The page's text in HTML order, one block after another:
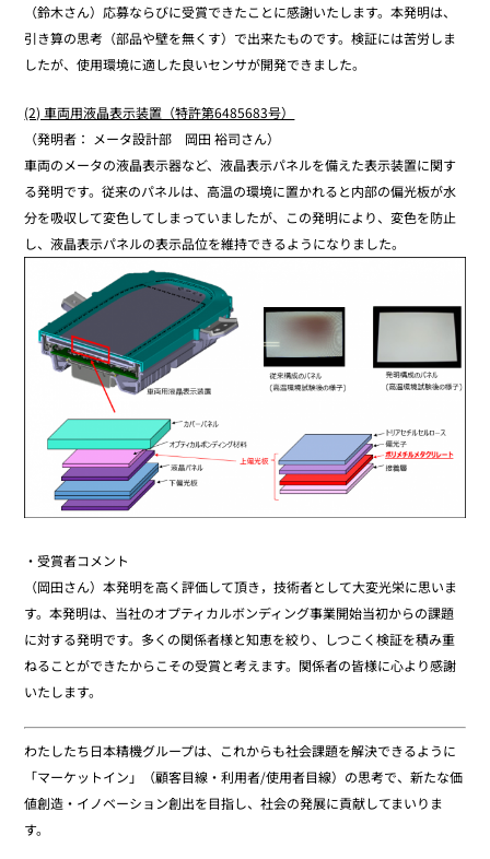
（鈴木さん）応募ならびに受賞できたことに感謝いたします。本発明は、
引き算の思考（部品や壁を無くす）で出来たものです。検証には苦労しま
したが、使用環境に適した良いセンサが開発できました。
(2) 車両用液晶表示装置（特許第6485683号）
（発明者： メータ設計部 岡田 裕司さん）
車両のメータの液晶表示器など、液晶表示パネルを備えた表示装置に関す
る発明です。従来のパネルは、高温の環境に置かれると内部の偏光板が水
分を吸収して変色してしまっていましたが、この発明により、変色を防止
し、液晶表示パネルの表示品位を維持できるようになりました。
・受賞者コメント
（岡田さん）本発明を高く評価して頂き，技術者として大変光栄に思いま
す。本発明は、当社のオプティカルボンディング事業開始当初からの課題
に対する発明です。多くの関係者様と知恵を絞り、しつこく検証を積み重
ねることができたからこその受賞と考えます。関係者の皆様に心より感謝
いたします。
わたしたち日本精機グループは、これからも社会課題を解決できるように
「マーケットイン」（顧客目線・利用者/使用者目線）の思考で、新たな価
値創造・イノベーション創出を目指し、社会の発展に貢献してまいりま
す。